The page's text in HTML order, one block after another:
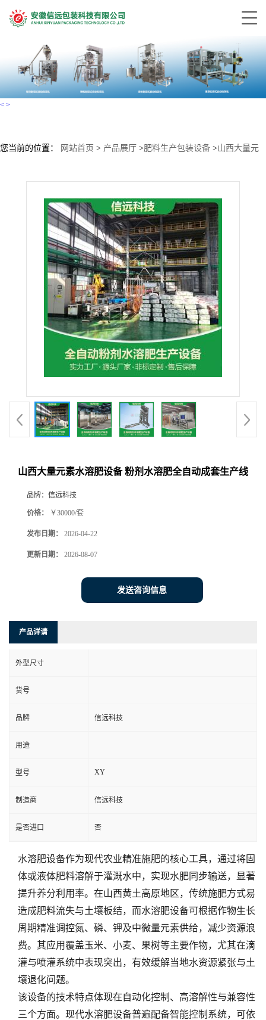
< >
您当前的位置： 网站首页 > 产品展厅 >肥料生产包装设备 >山西大量元
山西大量元素水溶肥设备 粉剂水溶肥全自动成套生产线
品牌： 信远科技
价格： ￥30000/套
发布日期： 2026-04-22
更新日期： 2026-08-07
发送咨询信息
产品详请
外型尺寸
货号
品牌 信远科技
用途
型号 XY
制造商 信远科技
是否进口 否
水溶肥设备作为现代农业精准施肥的核心工具，通过将固
体或液体肥料溶解于灌溉水中，实现水肥同步输送，显著
提升养分利用率。在山西黄土高原地区，传统施肥方式易
造成肥料流失与土壤板结，而水溶肥设备可根据作物生长
周期精准调控氮、磷、钾及中微量元素供给，减少资源浪
费。其应用覆盖玉米、小麦、果树等主要作物，尤其在滴
灌与喷灌系统中表现突出，有效缓解当地水资源紧张与土
壤退化问题。
该设备的技术特点体现在自动化控制、高溶解性与兼容性
三个方面。现代水溶肥设备普遍配备智能控制系统，可依